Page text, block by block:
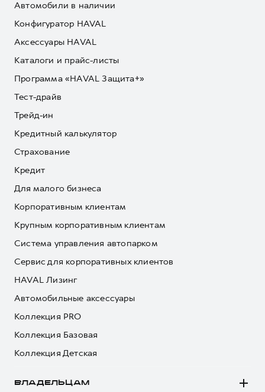
Автомобили в наличии
Конфигуратор HAVAL
Аксессуары HAVAL
Каталоги и прайс-листы
Программа «HAVAL Защита+»
Тест-драйв
Трейд-ин
Кредитный калькулятор
Страхование
Кредит
Для малого бизнеса
Корпоративным клиентам
Крупным корпоративным клиентам
Система управления автопарком
Сервис для корпоративных клиентов
HAVAL Лизинг
Автомобильные аксессуары
Коллекция PRO
Коллекция Базовая
Коллекция Детская
ВЛАДЕЛЬЦАМ